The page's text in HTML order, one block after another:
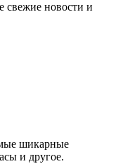
свежие новости и
шикарные
и другое.